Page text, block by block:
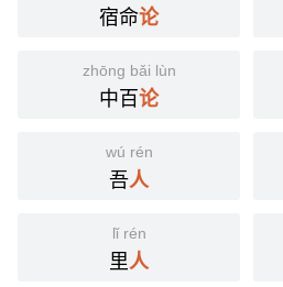
宿命论
zhōng bǎi lùn
中百论
wú rén
吾人
lǐ rén
里人